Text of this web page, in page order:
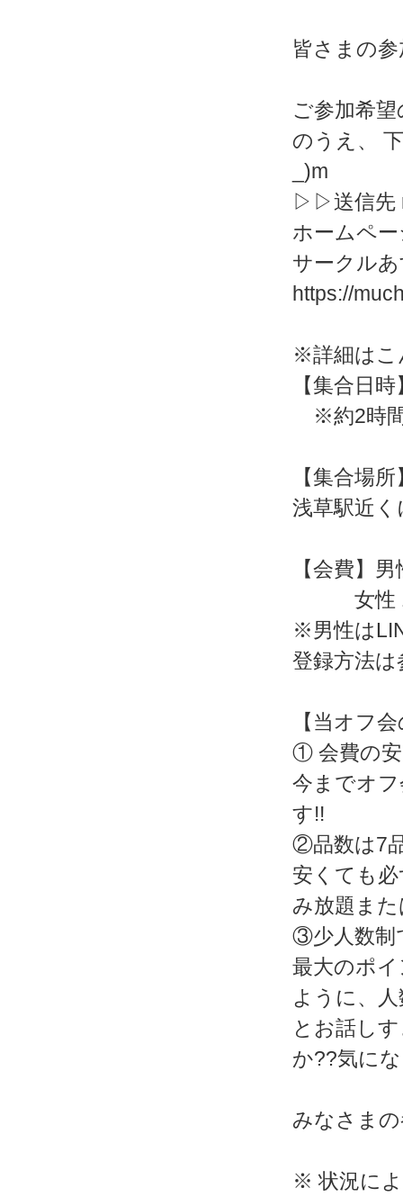
皆さまの
ご参加希
のうえ、
_)m
▷▷送信先
ホームペ
サークル
https://
※詳細はこ
【集合日
※約2時
【集合場所
浅草駅近
【会費】
女性
※男性は
登録方法
【当オフ
① 会費の安
今までオ
す!!
②品数は7
安くても
み放題ま
③少人数制
最大のポ
ように、
とお話し
か??気に
みなさま
※ 状況に